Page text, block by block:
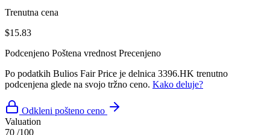
Trenutna cena
$15.83
Podcenjeno Poštena vrednost Precenjeno
Po podatkih Bulios Fair Price je delnica 3396.HK trenutno
podcenjena glede na svojo tržno ceno. Kako deluje?
Odkleni pošteno ceno
Valuation
70 /100